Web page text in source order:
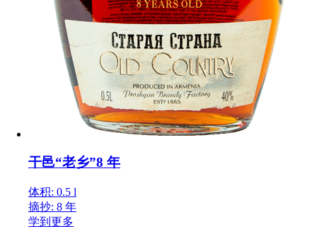
干邑“老乡”8 年
体积: 0.5 l
摘抄: 8 年
学到更多